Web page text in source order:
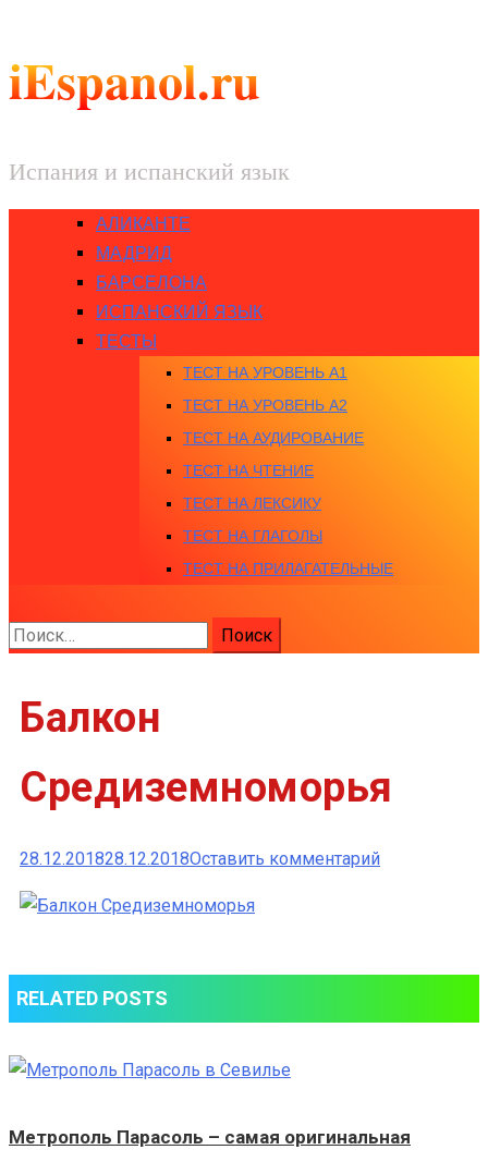
iEspanol.ru
Испания и испанский язык
АЛИКАНТЕ
МАДРИД
БАРСЕЛОНА
ИСПАНСКИЙ ЯЗЫК
ТЕСТЫ
ТЕСТ НА УРОВЕНЬ A1
ТЕСТ НА УРОВЕНЬ A2
ТЕСТ НА АУДИРОВАНИЕ
ТЕСТ НА ЧТЕНИЕ
ТЕСТ НА ЛЕКСИКУ
ТЕСТ НА ГЛАГОЛЫ
ТЕСТ НА ПРИЛАГАТЕЛЬНЫЕ
Найти:
Балкон
Средиземноморья
28.12.201828.12.2018Оставить комментарийк
RELATED POSTS
Метрополь Парасоль – самая оригинальная